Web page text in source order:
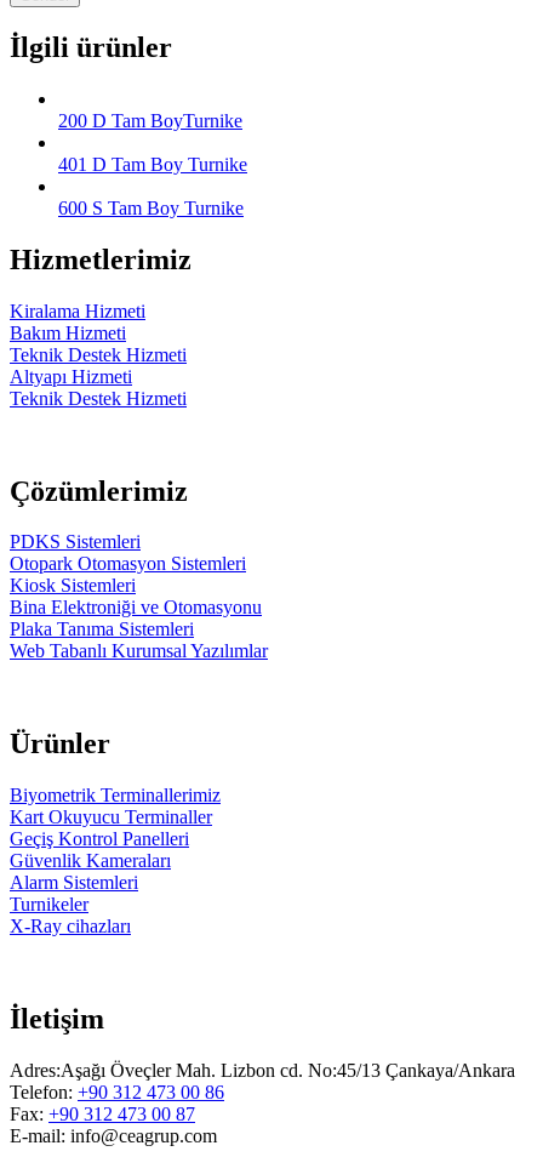
İlgili ürünler
200 D Tam BoyTurnike
401 D Tam Boy Turnike
600 S Tam Boy Turnike
Hizmetlerimiz
Kiralama Hizmeti
Bakım Hizmeti
Teknik Destek Hizmeti
Altyapı Hizmeti
Teknik Destek Hizmeti
Çözümlerimiz
PDKS Sistemleri
Otopark Otomasyon Sistemleri
Kiosk Sistemleri
Bina Elektroniği ve Otomasyonu
Plaka Tanıma Sistemleri
Web Tabanlı Kurumsal Yazılımlar
Ürünler
Biyometrik Terminallerimiz
Kart Okuyucu Terminaller
Geçiş Kontrol Panelleri
Güvenlik Kameraları
Alarm Sistemleri
Turnikeler
X-Ray cihazları
İletişim
Adres:Aşağı Öveçler Mah. Lizbon cd. No:45/13 Çankaya/Ankara
Telefon: +90 312 473 00 86
Fax: +90 312 473 00 87
E-mail: info@ceagrup.com